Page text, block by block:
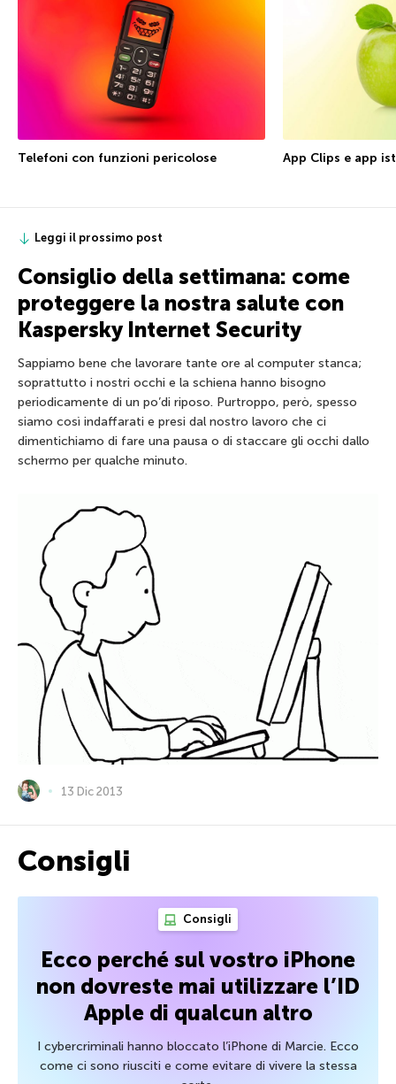
Telefoni con funzioni pericolose App Clips e app
Leggi il prossimo post
Consiglio della settimana: come
proteggere la nostra salute con
Kaspersky Internet Security
Sappiamo bene che lavorare tante ore al computer stanca;
soprattutto i nostri occhi e la schiena hanno bisogno
periodicamente di un po’di riposo. Purtroppo, però, spesso
siamo così indaffarati e presi dal nostro lavoro che ci
dimentichiamo di fare una pausa o di staccare gli occhi dallo
schermo per qualche minuto.
13 Dic 2013
Consigli
Consigli
Ecco perché sul vostro iPhone
non dovreste mai utilizzare l’ID
Apple di qualcun altro
I cybercriminali hanno bloccato l’iPhone di Marcie. Ecco
come ci sono riusciti e come evitare di vivere la stessa